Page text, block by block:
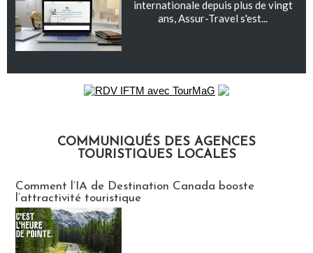
internationale depuis plus de vingt
ans, Assur-Travel s'est...
COMMUNIQUÉS DES AGENCES
TOURISTIQUES LOCALES
Comment l’IA de Destination Canada booste
l’attractivité touristique